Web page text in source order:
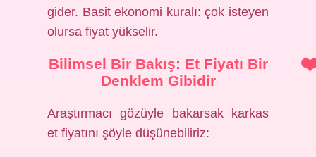
gider. Basit ekonomi kuralı: çok isteyen
olursa fiyat yükselir.
Bilimsel Bir Bakış: Et Fiyatı Bir
Denklem Gibidir
Araştırmacı gözüyle bakarsak karkas
et fiyatını şöyle düşünebiliriz: